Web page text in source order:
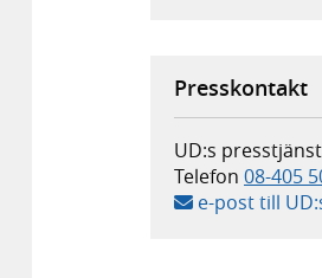
Presskontakt
UD:s presstjänst
Telefon 08-405
e-post till